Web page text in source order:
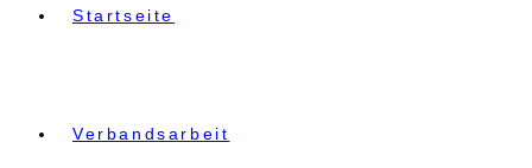
Startseite
Verbandsarbeit